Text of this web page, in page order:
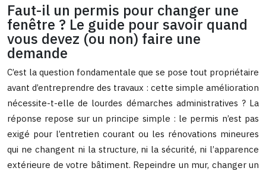
Faut-il un permis pour changer une
fenêtre ? Le guide pour savoir quand
vous devez (ou non) faire une
demande
C’est la question fondamentale que se pose tout propriétaire
avant d’entreprendre des travaux : cette simple amélioration
nécessite-t-elle de lourdes démarches administratives ? La
réponse repose sur un principe simple : le permis n’est pas
exigé pour l’entretien courant ou les rénovations mineures
qui ne changent ni la structure, ni la sécurité, ni l’apparence
extérieure de votre bâtiment. Repeindre un mur, changer un